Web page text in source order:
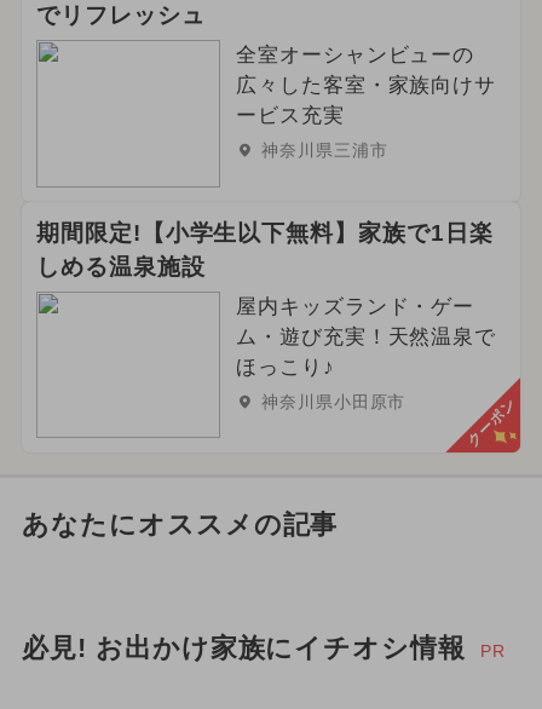
でリフレッシュ
全室オーシャンビューの
広々した客室・家族向けサ
ービス充実
神奈川県三浦市
期間限定!【小学生以下無料】家族で1日楽
しめる温泉施設
屋内キッズランド・ゲー
ム・遊び充実！天然温泉で
ほっこり♪
神奈川県小田原市 クーポン
あなたにオススメの記事
必見! お出かけ家族にイチオシ情報 PR